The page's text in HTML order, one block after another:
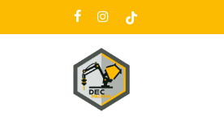
to
facebookinstagram
tiktok